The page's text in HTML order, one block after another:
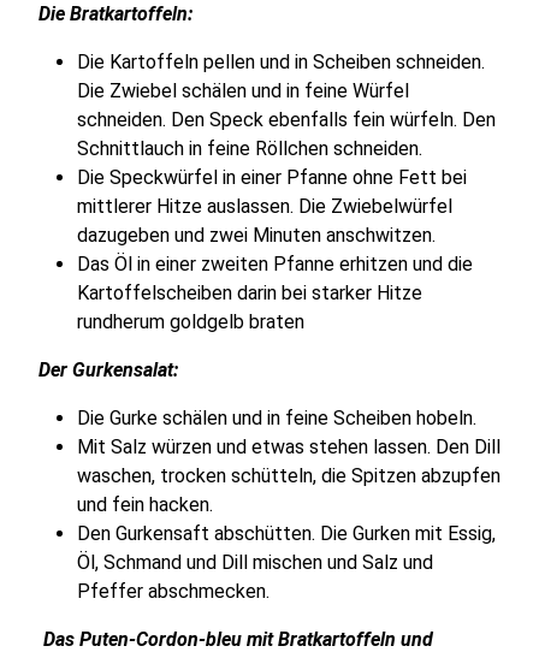
Die Bratkartoffeln:
Die Kartoffeln pellen und in Scheiben schneiden.
Die Zwiebel schälen und in feine Würfel
schneiden. Den Speck ebenfalls fein würfeln. Den
Schnittlauch in feine Röllchen schneiden.
Die Speckwürfel in einer Pfanne ohne Fett bei
mittlerer Hitze auslassen. Die Zwiebelwürfel
dazugeben und zwei Minuten anschwitzen.
Das Öl in einer zweiten Pfanne erhitzen und die
Kartoffelscheiben darin bei starker Hitze
rundherum goldgelb braten
Der Gurkensalat:
Die Gurke schälen und in feine Scheiben hobeln.
Mit Salz würzen und etwas stehen lassen. Den Dill
waschen, trocken schütteln, die Spitzen abzupfen
und fein hacken.
Den Gurkensaft abschütten. Die Gurken mit Essig,
Öl, Schmand und Dill mischen und Salz und
Pfeffer abschmecken.
Das Puten-Cordon-bleu mit Bratkartoffeln und